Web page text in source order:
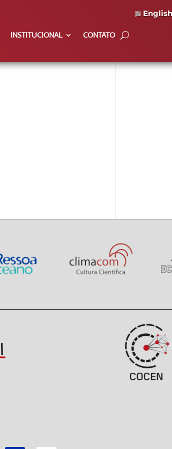
INSTITUCIONAL CONTATO
English